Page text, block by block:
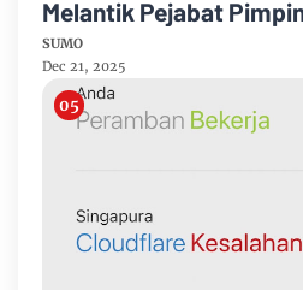
Melantik Pejabat
Pratama
SUMO
Dec 21, 2025